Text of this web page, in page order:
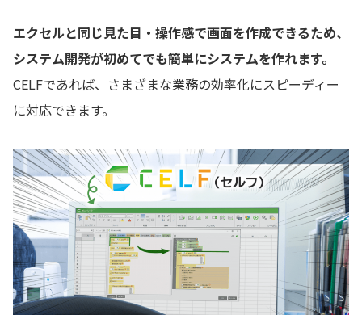
エクセルと同じ見た目・操作感で画面を作成できるため、
システム開発が初めてでも簡単にシステムを作れます。
CELFであれば、さまざまな業務の効率化にスピーディー
に対応できます。